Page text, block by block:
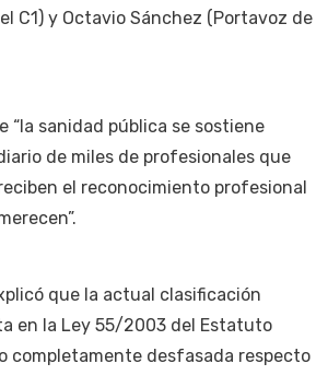
C1) y Octavio Sánchez (Portavoz de
“la sanidad pública se sostiene
de miles de profesionales que
el reconocimiento profesional
que la actual clasificación
en la Ley 55/2003 del Estatuto
completamente desfasada respecto